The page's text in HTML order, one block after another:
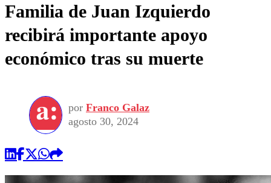
Familia de Juan Izquierdo
recibirá importante apoyo
económico tras su muerte
por Franco Galaz
agosto 30, 2024